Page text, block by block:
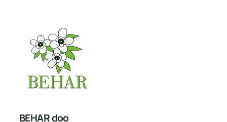
BEHAR doo